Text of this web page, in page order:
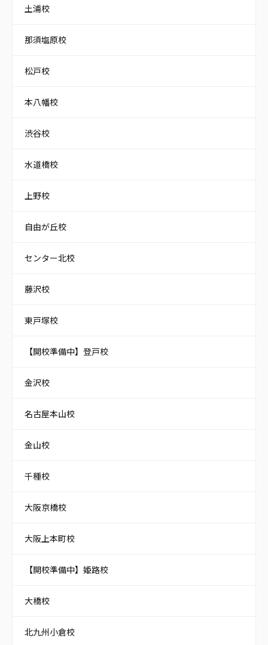
土浦校
那須塩原校
松戸校
本八幡校
渋谷校
水道橋校
上野校
自由が丘校
センター北校
藤沢校
東戸塚校
【開校準備中】登戸校
金沢校
名古屋本山校
金山校
千種校
大阪京橋校
大阪上本町校
【開校準備中】姫路校
大橋校
北九州小倉校